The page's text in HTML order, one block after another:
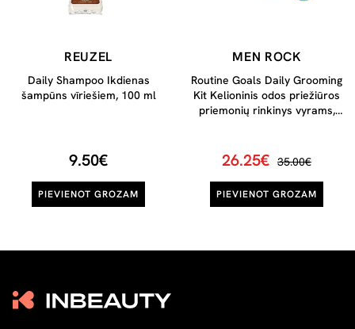
REUZEL
Daily Shampoo Ikdienas
šampūns vīriešiem, 100 ml
9.50€
PIEVIENOT GROZAM
MEN ROCK
Routine Goals Daily Grooming
Kit Kelioninis odos priežiūros
priemonių rinkinys vyrams,
26.25€ 35.00€
PIEVIENOT GROZAM